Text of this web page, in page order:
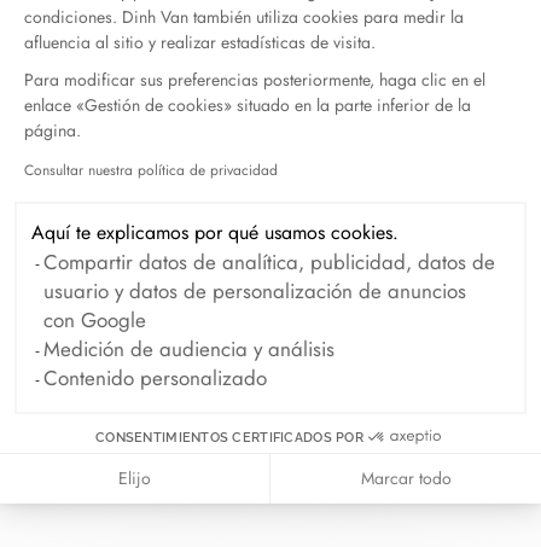
En dinh van llevamos desde 1965
que todo el mundo las lleve a
diario.
info@dinhvan.fr
+33 (0)1 42 86 02 66
dinh van
Newsletter
condiciones. Dinh Van también utiliza cookies para medir la
afluencia al sitio y realizar estadísticas de visita.
Para modificar sus preferencias posteriormente, haga clic en el
enlace «Gestión de cookies» situado en la parte inferior de la
página.
Consultar nuestra política de privacidad
Aquí te explicamos por qué usamos cookies.
Compartir datos de analítica, publicidad, datos de
usuario y datos de personalización de anuncios
con Google
Medición de audiencia y análisis
Contenido personalizado
CONSENTIMIENTOS CERTIFICADOS POR
Elijo Marcar todo